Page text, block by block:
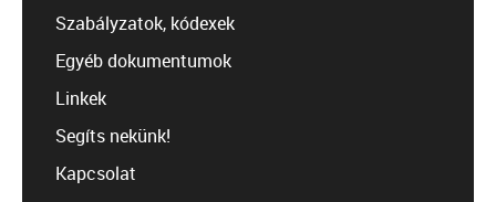
Szabályzatok, kódexek
Egyéb dokumentumok
Linkek
Segíts nekünk!
Kapcsolat